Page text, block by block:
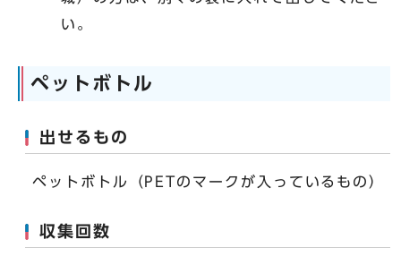
い。
ペットボトル
出せるもの
ペットボトル（PETのマークが入っているもの）
収集回数